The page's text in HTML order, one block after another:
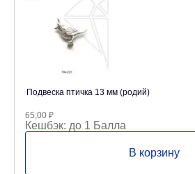
Подвеска птичка 13 мм (родий)
65,00 ₽
Кешбэк: до 1 Балла
В корзину